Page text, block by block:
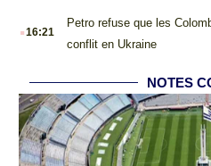
.16:21
Petro refuse que les
conflit en Ukraine
NOTES